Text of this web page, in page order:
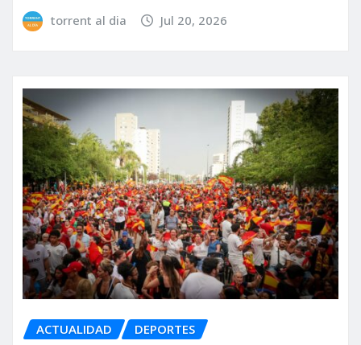
torrent al dia Jul 20, 2026
ACTUALIDAD DEPORTES